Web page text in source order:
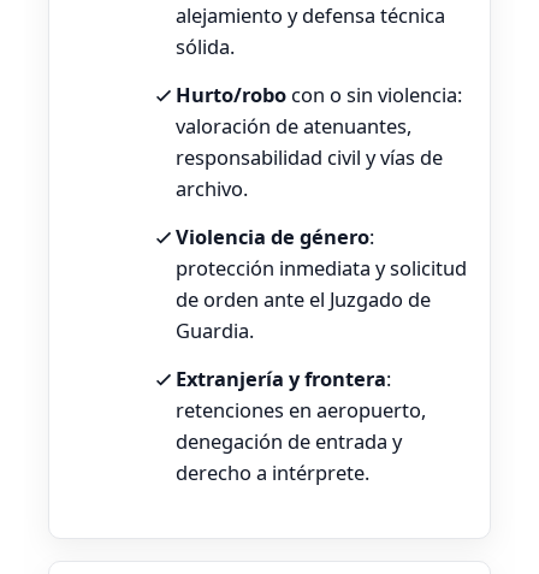
alejamiento y defensa técnica
sólida.
Hurto/robo con o sin violencia:
valoración de atenuantes,
responsabilidad civil y vías de
archivo.
Violencia de género:
protección inmediata y solicitud
de orden ante el Juzgado de
Guardia.
Extranjería y frontera:
retenciones en aeropuerto,
denegación de entrada y
derecho a intérprete.